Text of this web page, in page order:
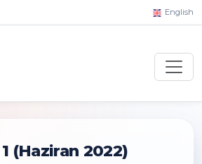
English
(Haziran 2022)